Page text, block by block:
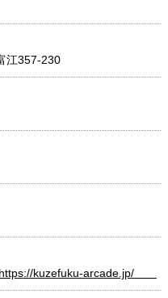
江357-230
kuzefuku-arcade.jp/